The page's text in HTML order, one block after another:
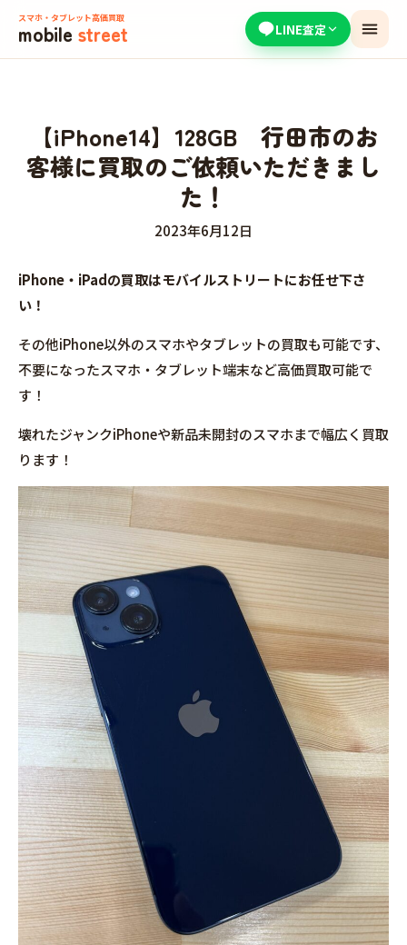
スマホ・タブレット高価買取
mobile street LINE査定
【iPhone14】128GB 行田市のお
客様に買取のご依頼いただきまし
た！
2023年6月12日
iPhone・iPadの買取はモバイルストリートにお任せ下さ
い！
その他iPhone以外のスマホやタブレットの買取も可能です、
不要になったスマホ・タブレット端末など高価買取可能で
す！
壊れたジャンクiPhoneや新品未開封のスマホまで幅広く買取
ります！